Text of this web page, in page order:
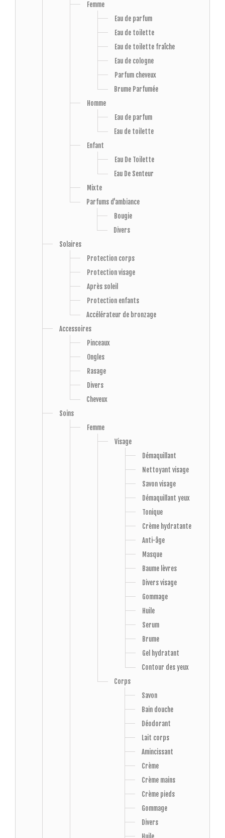
Femme
Eau de parfum
Eau de toilette
Eau de toilette fraîche
Eau de cologne
Parfum cheveux
Brume Parfumée
Homme
Eau de parfum
Eau de toilette
Enfant
Eau De Toilette
Eau De Senteur
Mixte
Parfums d'ambiance
Bougie
Divers
Solaires
Protection corps
Protection visage
Après soleil
Protection enfants
Accélérateur de bronzage
Accessoires
Pinceaux
Ongles
Rasage
Divers
Cheveux
Soins
Femme
Visage
Démaquillant
Nettoyant visage
Savon visage
Démaquillant yeux
Tonique
Crème hydratante
Anti-âge
Masque
Baume lèvres
Divers visage
Gommage
Huile
Serum
Brume
Gel hydratant
Contour des yeux
Corps
Savon
Bain douche
Déodorant
Lait corps
Amincissant
Crème
Crème mains
Crème pieds
Gommage
Divers